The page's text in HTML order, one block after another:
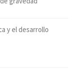
y el desarrollo